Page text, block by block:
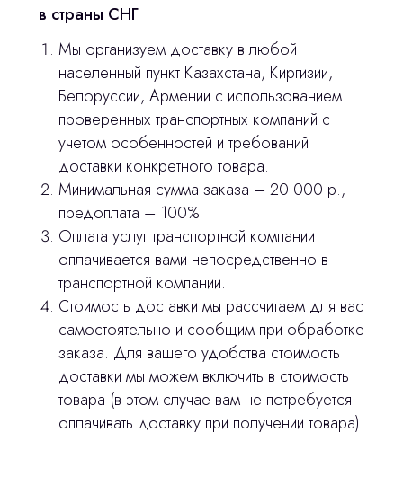
в страны СНГ
Мы организуем доставку в любой
населенный пункт Казахстана, Киргизии,
Белоруссии, Армении с использованием
проверенных транспортных компаний с
учетом особенностей и требований
доставки конкретного товара.
Минимальная сумма заказа – 20 000 р.,
предоплата – 100%
Оплата услуг транспортной компании
оплачивается вами непосредственно в
транспортной компании.
Стоимость доставки мы рассчитаем для вас
самостоятельно и сообщим при обработке
заказа. Для вашего удобства стоимость
доставки мы можем включить в стоимость
товара (в этом случае вам не потребуется
оплачивать доставку при получении товара).
оставьте контакты, мы свяжемся и
ответим на все вопросы
© 2024 ЛС Дентал Групп
Главная
Продукция
3D печать
Лицензирование
Изготовление хирургических шаблонов
Оплата и доставка
Политика конфиденциальности
Контакты